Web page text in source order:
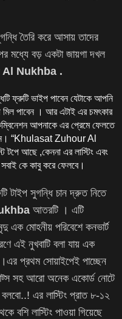
তৈরি করে আসায় তাদের
মধ্যে বড় একটা জায়গা দখল
Nukhba .
ফ্রুটি ভাইপ পাবেন যেটাকে আপনি
মিল পাবেন । আর এটাই এর চমৎকার
আপনাকে এর প্রেমে ফেলতে
“Khulasat Zuhour Al
টপে আছে ,কেননা এর লাস্টিং এবং
কে কাবু করে ফেলবে।
টাইপ সুগন্ধি চান দ্রুত নিতে
আতরটি । এটি
এক মোহনীয় পরিবেশে কনভার্ট
এই নুখবাটি বলা যায় এক
প্রথম সোয়াইপেই পাচ্ছেন
সহ আরো অনেক একোর্ড নোটে
এর লাস্টিং প্রাত ৮-১২
বশি লাস্টিং পাওয়া গিয়েছে